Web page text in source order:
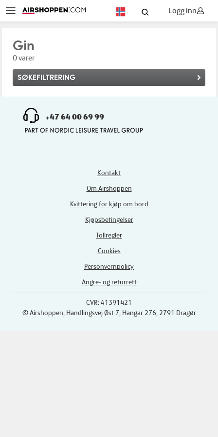
Logg inn
Gin
0 varer
SØKEFILTRERING
+47 64 00 69 99
Kontakt
Om Airshoppen
Kvittering for kjøp om bord
Kjøpsbetingelser
Tollregler
Cookies
Personvernpolicy
Angre- og returrett
CVR: 41391421
© Airshoppen , Handlingsvej Øst 7, Hangar 276, 2791 Dragør